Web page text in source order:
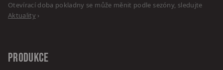
Otevírací doba pokladny se může měnit podle sezóny, sledujte
Aktuality›
PRODUKCE